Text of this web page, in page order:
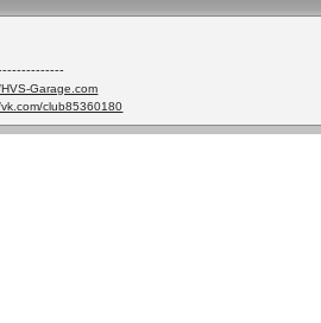
Garage.com
club85360180